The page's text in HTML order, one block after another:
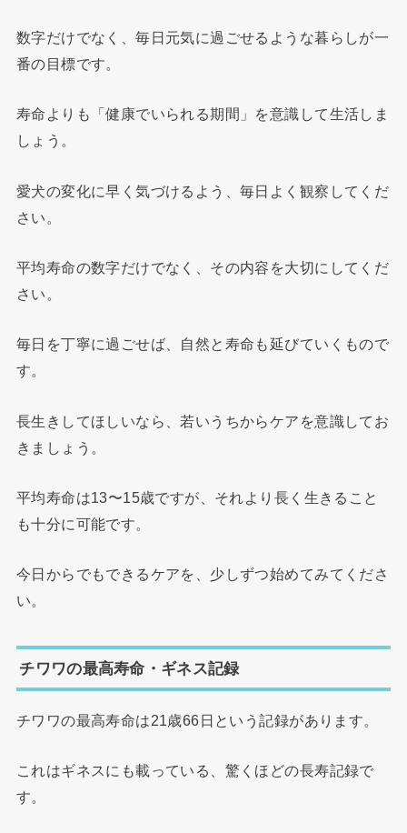
数字だけでなく、毎日元気に過ごせるような暮らしが一
番の目標です。
寿命よりも「健康でいられる期間」を意識して生活しま
しょう。
愛犬の変化に早く気づけるよう、毎日よく観察してくだ
さい。
平均寿命の数字だけでなく、その内容を大切にしてくだ
さい。
毎日を丁寧に過ごせば、自然と寿命も延びていくもので
す。
長生きしてほしいなら、若いうちからケアを意識してお
きましょう。
平均寿命は13〜15歳ですが、それより長く生きること
も十分に可能です。
今日からでもできるケアを、少しずつ始めてみてくださ
い。
チワワの最高寿命・ギネス記録
チワワの最高寿命は21歳66日という記録があります。
これはギネスにも載っている、驚くほどの長寿記録で
す。